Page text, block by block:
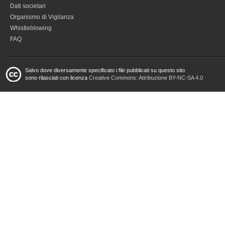
Dati societari
Organismo di Vigilanza
Whistleblowing
FAQ
Salvo dove diversamente specificato i file pubblicati su questo sito
sono rilasciati con licenza Creative Commons: Attribuzione BY-NC-SA 4.0